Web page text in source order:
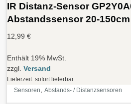
IR Distanz-Sensor
Abstandssensor 20-
12,99 €
Enthält 19% MwSt.
zzgl. Versand
Lieferzeit: sofort lieferbar
Sensoren
Abstands- / Distanzsensoren